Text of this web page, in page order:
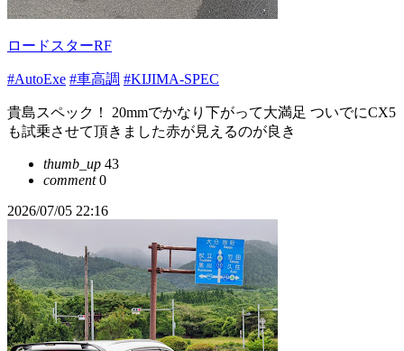
ロードスターRF
#AutoExe #車高調 #KIJIMA-SPEC
貴島スペック！ 20mmでかなり下がって大満足 ついでにCX5
も試乗させて頂きました赤が見えるのが良き
thumb_up 43
comment0
2026/07/05 22:16